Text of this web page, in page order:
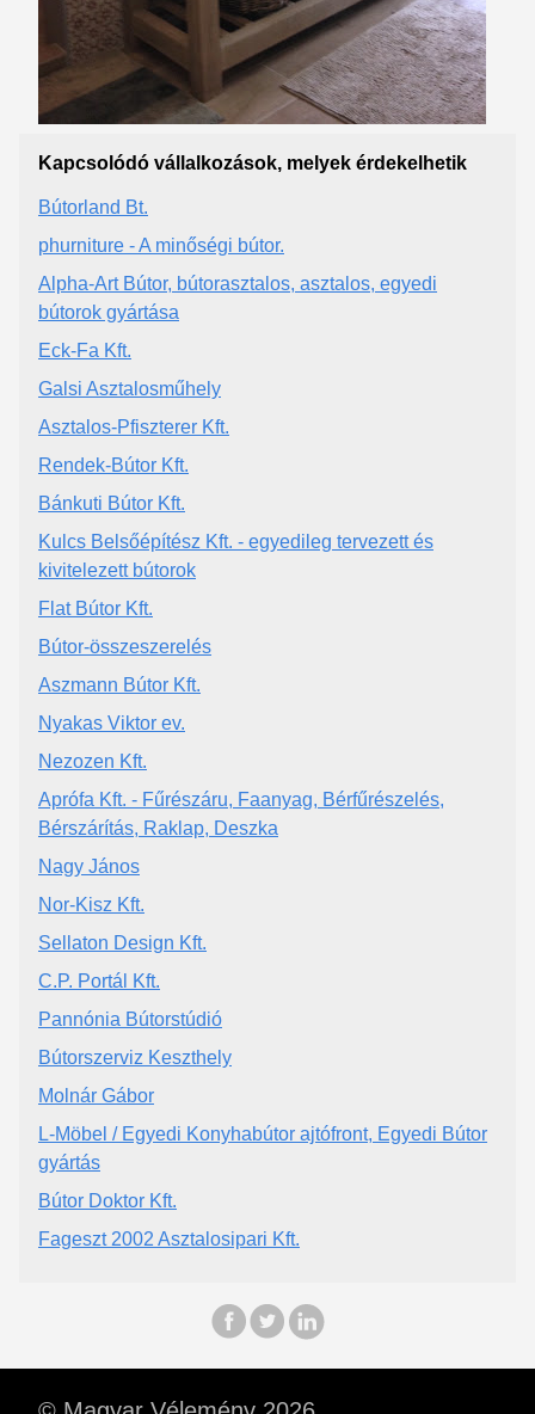
Kapcsolódó vállalkozások, melyek érdekelhetik
Bútorland Bt.
phurniture - A minőségi bútor.
Alpha-Art Bútor, bútorasztalos, asztalos, egyedi
bútorok gyártása
Eck-Fa Kft.
Galsi Asztalosműhely
Asztalos-Pfiszterer Kft.
Rendek-Bútor Kft.
Bánkuti Bútor Kft.
Kulcs Belsőépítész Kft. - egyedileg tervezett és
kivitelezett bútorok
Flat Bútor Kft.
Bútor-összeszerelés
Aszmann Bútor Kft.
Nyakas Viktor ev.
Nezozen Kft.
Aprófa Kft. - Fűrészáru, Faanyag, Bérfűrészelés,
Bérszárítás, Raklap, Deszka
Nagy János
Nor-Kisz Kft.
Sellaton Design Kft.
C.P. Portál Kft.
Pannónia Bútorstúdió
Bútorszerviz Keszthely
Molnár Gábor
L-Möbel / Egyedi Konyhabútor ajtófront, Egyedi Bútor
gyártás
Bútor Doktor Kft.
Fageszt 2002 Asztalosipari Kft.